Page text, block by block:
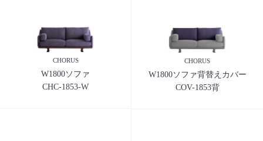
CHORUS
W1800ソファ
CHC-1853-W
CHORUS
W1800ソファ背替えカバー
COV-1853背